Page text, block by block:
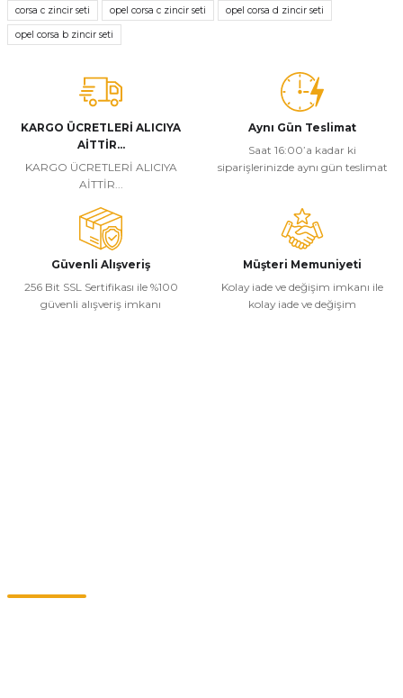
Ürün resmi kalitesiz, bozuk veya görüntülenemiyor.
Ürün açıklamasında eksik bilgiler bulunuyor.
Ürün fiyatı diğer sitelerden daha pahalı.
Bu ürüne benzer farklı alternatifler olmalı.
corsa c zincir seti opel corsa c zincir seti opel corsa d zincir seti
opel corsa b zincir seti
KARGO ÜCRETLERİ ALICIYA
AİTTİR...
KARGO ÜCRETLERİ ALICIYA
AİTTİR...
Aynı Gün Teslimat
Saat 16:00’a kadar ki
siparişlerinizde aynı gün teslimat
Güvenli Alışveriş
256 Bit SSL Sertifikası ile %100
güvenli alışveriş imkanı
Müşteri Memuniyeti
Kolay iade ve değişim imkanı ile
kolay iade ve değişim